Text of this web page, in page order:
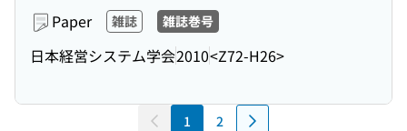
Paper 雑誌 雑誌巻号
日本経営システム学会2010<Z72-H26>
1 2